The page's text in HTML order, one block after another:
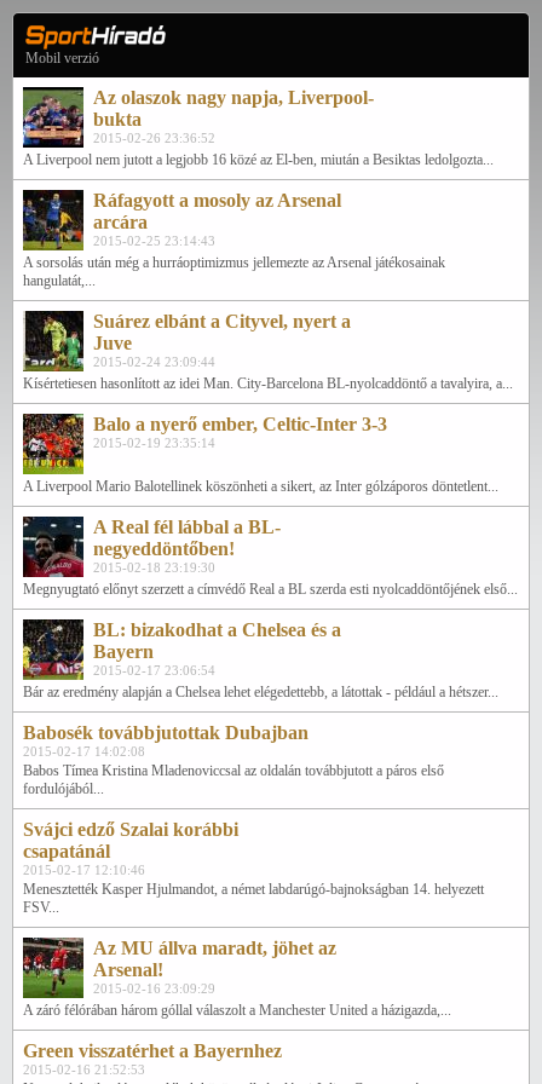
Mobil verzió
Az olaszok nagy napja, Liverpool-
bukta
2015-02-26 23:36:52
A Liverpool nem jutott a legjobb 16 közé az El-ben, miután a Besiktas ledolgozta...
Ráfagyott a mosoly az Arsenal
arcára
2015-02-25 23:14:43
A sorsolás után még a hurráoptimizmus jellemezte az Arsenal játékosainak
hangulatát,...
Suárez elbánt a Cityvel, nyert a
Juve
2015-02-24 23:09:44
Kísértetiesen hasonlított az idei Man. City-Barcelona BL-nyolcaddöntő a tavalyira, a...
Balo a nyerő ember, Celtic-Inter 3-3
2015-02-19 23:35:14
A Liverpool Mario Balotellinek köszönheti a sikert, az Inter gólzáporos döntetlent...
A Real fél lábbal a BL-
negyeddöntőben!
2015-02-18 23:19:30
Megnyugtató előnyt szerzett a címvédő Real a BL szerda esti nyolcaddöntőjének első...
BL: bizakodhat a Chelsea és a
Bayern
2015-02-17 23:06:54
Bár az eredmény alapján a Chelsea lehet elégedettebb, a látottak - például a hétszer...
Babosék továbbjutottak Dubajban
2015-02-17 14:02:08
Babos Tímea Kristina Mladenoviccsal az oldalán továbbjutott a páros első
fordulójából...
Svájci edző Szalai korábbi
csapatánál
2015-02-17 12:10:46
Menesztették Kasper Hjulmandot, a német labdarúgó-bajnokságban 14. helyezett
FSV...
Az MU állva maradt, jöhet az
Arsenal!
2015-02-16 23:09:29
A záró félórában három góllal válaszolt a Manchester United a házigazda,...
Green visszatérhet a Bayernhez
2015-02-16 21:52:53